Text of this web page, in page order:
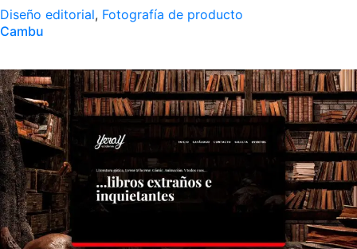
Diseño editorial, Fotografía de producto
Cambu